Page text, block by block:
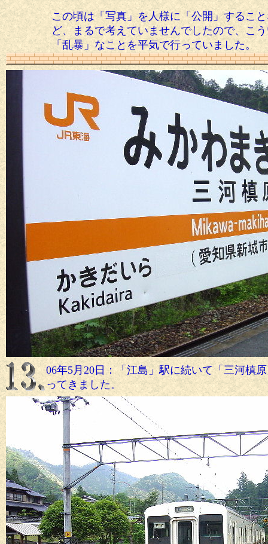
この頃は「写真」を人様に「公開」するこ
ど、まるで考えていませんでしたので、こ
「乱暴」なことを平気で行っていました。
06年5月20日：「江島」駅に続いて「三河槙
ってきました。